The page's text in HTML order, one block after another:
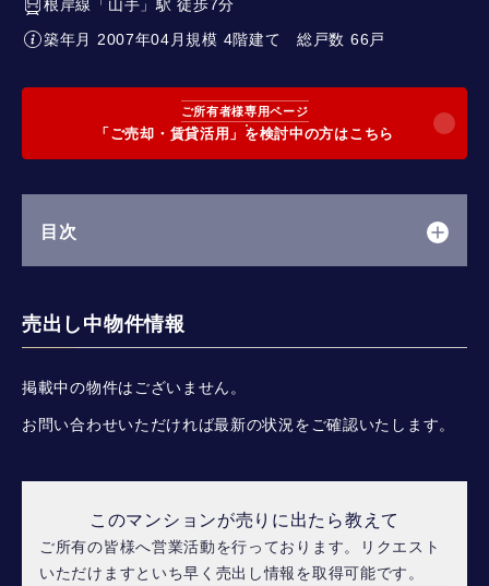
根岸線
「 山手 」駅 徒歩7分
築年月 2007年04月規模 4階建て総戸数 66戸
ご所有者様専用ページ
「ご売却・賃貸活用」を検討中の方はこちら
目次
売出し中物件情報
掲載中の物件はございません。
お問い合わせいただければ最新の状況をご確認いたします。
このマンションが売りに出たら教えて
ご所有の皆様へ営業活動を行っております。リクエスト
いただけますといち早く売出し情報を取得可能です。